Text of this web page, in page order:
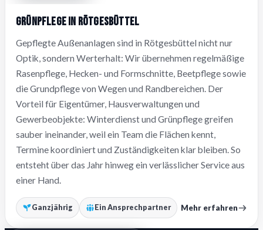
Grünpflege in Rötgesbüttel
Gepflegte Außenanlagen sind in Rötgesbüttel nicht nur
Optik, sondern Werterhalt: Wir übernehmen regelmäßige
Rasenpflege, Hecken- und Formschnitte, Beetpflege sowie
die Grundpflege von Wegen und Randbereichen. Der
Vorteil für Eigentümer, Hausverwaltungen und
Gewerbeobjekte: Winterdienst und Grünpflege greifen
sauber ineinander, weil ein Team die Flächen kennt,
Termine koordiniert und Zuständigkeiten klar bleiben. So
entsteht über das Jahr hinweg ein verlässlicher Service aus
einer Hand.
Ganzjährig Ein Ansprechpartner Mehr erfahren